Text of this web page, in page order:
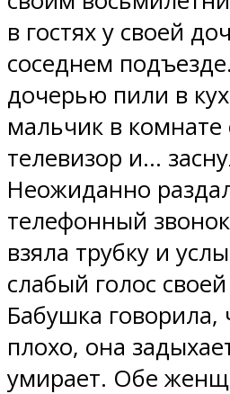
в гостях у своей
соседнем
дочерью пили в
мальчик в комнате
телевизор и…
Неожиданно
телефонный
взяла трубку и
слабый голос
Бабушка говорила,
плохо, она
умирает. Обе